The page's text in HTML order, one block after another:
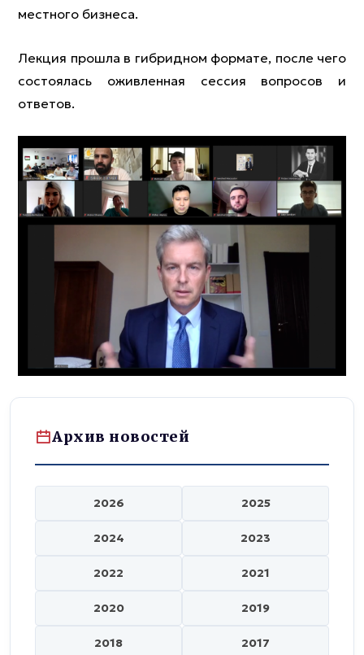
местного бизнеса.
Лекция прошла в гибридном формате, после чего
состоялась оживленная сессия вопросов и
ответов.
Архив новостей
2026 2025
2024 2023
2022 2021
2020 2019
2018 2017